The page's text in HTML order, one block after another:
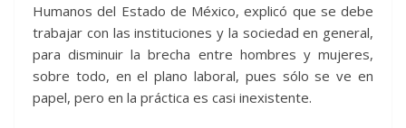
Humanos del Estado de México, explicó que se debe
trabajar con las instituciones y la sociedad en general,
para disminuir la brecha entre hombres y mujeres,
sobre todo, en el plano laboral, pues sólo se ve en
papel, pero en la práctica es casi inexistente.